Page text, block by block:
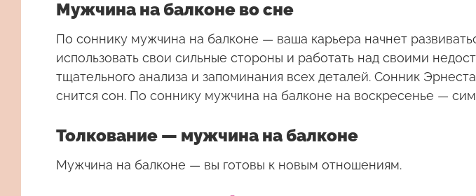
Мужчина на балконе во сне
По соннику мужчина на балконе — ваша карьера начнет
использовать свои сильные стороны и работать над своими
тщательного анализа и запоминания всех деталей. Сонник
снится сон. По соннику мужчина на балконе на воскресенье —
Толкование — мужчина на балконе
Мужчина на балконе — вы готовы к новым отношениям.